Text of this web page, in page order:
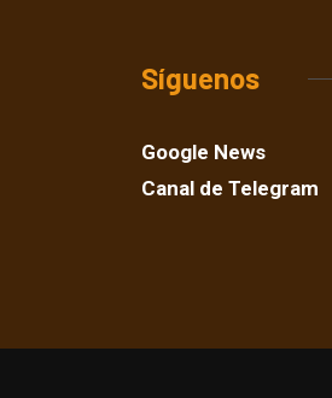
Síguenos
Google News
Canal de Telegram